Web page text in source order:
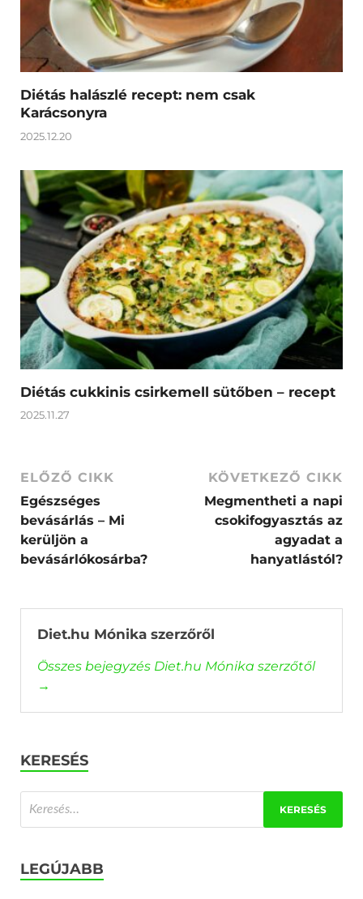
Diétás halászlé recept: nem csak
Karácsonyra
2025.12.20
Diétás cukkinis csirkemell sütőben – recept
2025.11.27
ELŐZŐ CIKK
Egészséges
bevásárlás – Mi
kerüljön a
bevásárlókosárba?
KÖVETKEZŐ CIKK
Megmentheti a napi
csokifogyasztás az
agyadat a
hanyatlástól?
Diet.hu Mónika szerzőről
Összes bejegyzés Diet.hu Mónika szerzőtől
→
KERESÉS
LEGÚJABB